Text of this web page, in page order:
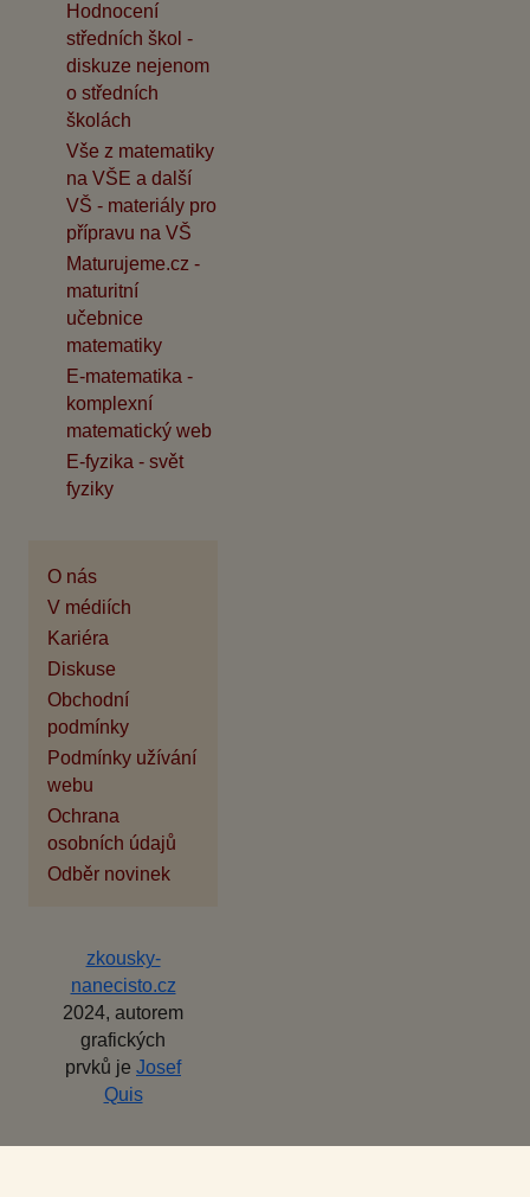
Hodnocení
středních škol -
diskuze nejenom
o středních
školách
Vše z matematiky
na VŠE a další
VŠ - materiály pro
přípravu na VŠ
Maturujeme.cz -
maturitní
učebnice
matematiky
E-matematika -
komplexní
matematický web
E-fyzika - svět
fyziky
O nás
V médiích
Kariéra
Diskuse
Obchodní
podmínky
Podmínky užívání
webu
Ochrana
osobních údajů
Odběr novinek
zkousky-
nanecisto.cz
2024, autorem
grafických
prvků je Josef
Quis